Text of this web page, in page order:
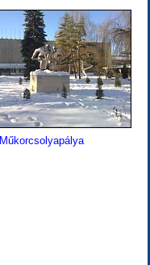
Műkorcsolyapálya